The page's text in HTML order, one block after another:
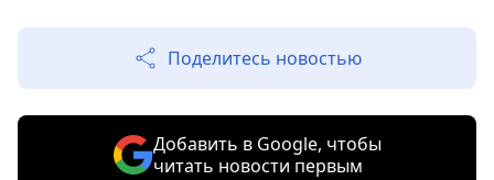
Поделитесь новостью
Добавить в Google, чтобы
читать новости первым